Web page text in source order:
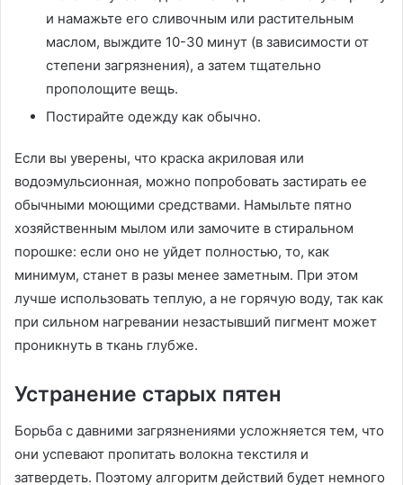
и намажьте его сливочным или растительным
маслом, выждите 10-30 минут (в зависимости от
степени загрязнения), а затем тщательно
прополощите вещь.
Постирайте одежду как обычно.
Если вы уверены, что краска акриловая или
водоэмульсионная, можно попробовать застирать ее
обычными моющими средствами. Намыльте пятно
хозяйственным мылом или замочите в стиральном
порошке: если оно не уйдет полностью, то, как
минимум, станет в разы менее заметным. При этом
лучше использовать теплую, а не горячую воду, так как
при сильном нагревании незастывший пигмент может
проникнуть в ткань глубже.
Устранение старых пятен
Борьба с давними загрязнениями усложняется тем, что
они успевают пропитать волокна текстиля и
затвердеть. Поэтому алгоритм действий будет немного